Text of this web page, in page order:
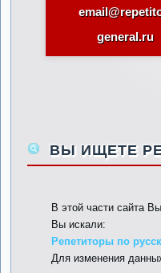
general.ru
ВЫ ИЩЕТЕ
В этой части сайта
Вы искали:
Репетиторы по
Для изменения